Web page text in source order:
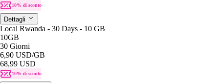
10% di sconto
Dettagli
Local Rwanda - 30 Days - 10 GB
10GB
30 Giorni
6,90 USD/GB
68,99 USD
10% di sconto